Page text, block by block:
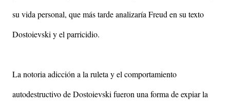
su vida personal, que más tarde analizaría Freud en su texto
Dostoievski y el parricidio.
La notoria adicción a la ruleta y el comportamiento
autodestructivo de Dostoievski fueron una forma de expiar la